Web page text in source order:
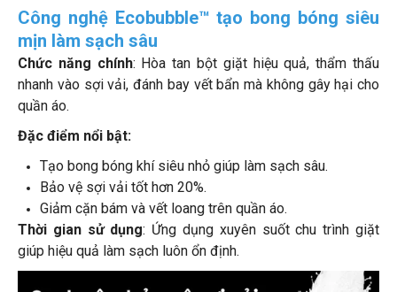
Công nghệ Ecobubble™ tạo bong bóng siêu
mịn làm sạch sâu
Chức năng chính: Hòa tan bột giặt hiệu quả, thẩm thấu
nhanh vào sợi vải, đánh bay vết bẩn mà không gây hại cho
quần áo.
Đặc điểm nổi bật:
Tạo bong bóng khí siêu nhỏ giúp làm sạch sâu.
Bảo vệ sợi vải tốt hơn 20%.
Giảm cặn bám và vết loang trên quần áo.
Thời gian sử dụng: Ứng dụng xuyên suốt chu trình giặt
giúp hiệu quả làm sạch luôn ổn định.